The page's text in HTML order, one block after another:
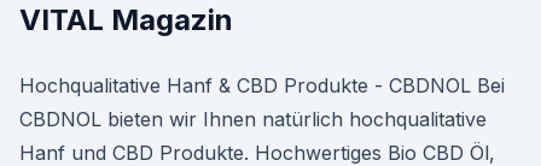
VITAL Magazin
Hochqualitative Hanf & CBD Produkte - CBDNOL Bei
CBDNOL bieten wir Ihnen natürlich hochqualitative
Hanf und CBD Produkte. Hochwertiges Bio CBD Öl,